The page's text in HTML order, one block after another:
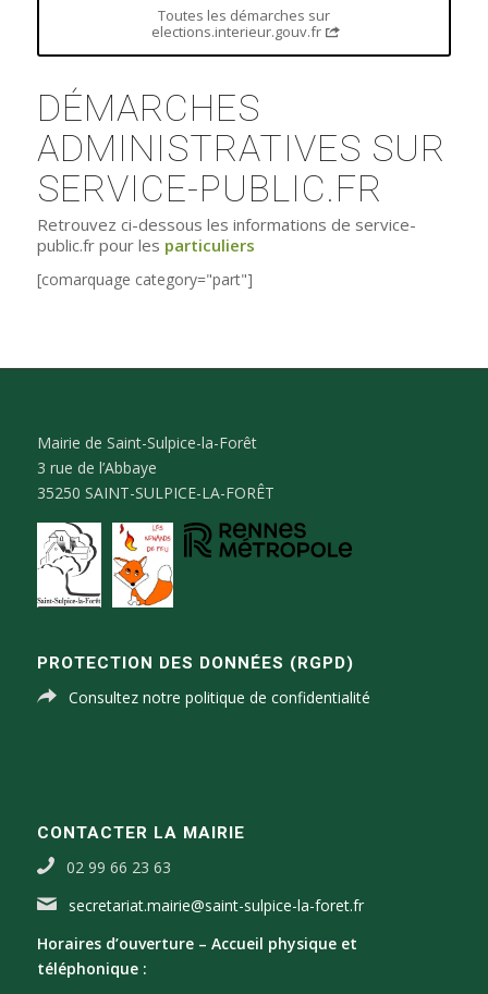
Toutes les démarches sur
elections.interieur.gouv.fr
DÉMARCHES
ADMINISTRATIVES SUR
SERVICE-PUBLIC.FR
Retrouvez ci-dessous les informations de service-
public.fr pour les particuliers
[comarquage category="part"]
Mairie de Saint-Sulpice-la-Forêt
3 rue de l’Abbaye
35250 SAINT-SULPICE-LA-FORÊT
PROTECTION DES DONNÉES (RGPD)
Consultez notre politique de confidentialité
CONTACTER LA MAIRIE
02 99 66 23 63
secretariat.mairie@saint-sulpice-la-foret.fr
Horaires d’ouverture – Accueil physique et
téléphonique :